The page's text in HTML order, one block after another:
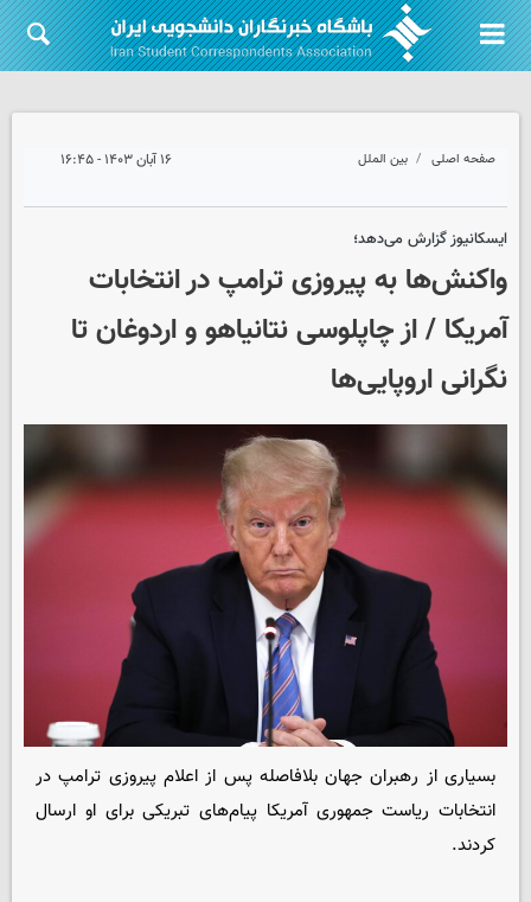
صفحه اصلی بین الملل ۱۶ آبان ۱۴۰۳ - ۱۶:۴۵
ایسکانیوز گزارش می‌دهد؛
واکنش‌ها به پیروزی ترامپ در انتخابات
آمریکا / از چاپلوسی نتانیاهو و اردوغان تا
نگرانی اروپایی‌ها
بسیاری از رهبران جهان بلافاصله پس از اعلام پیروزی ترامپ در
انتخابات ریاست جمهوری آمریکا پیام‌های تبریکی برای او ارسال
کردند.